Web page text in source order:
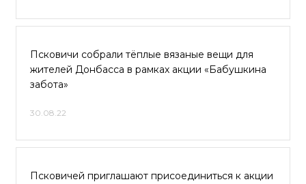
Псковичи собрали тёплые вязаные вещи для
жителей Донбасса в рамках акции «Бабушкина
забота»
30.08.22
Псковичей приглашают присоединиться к акции